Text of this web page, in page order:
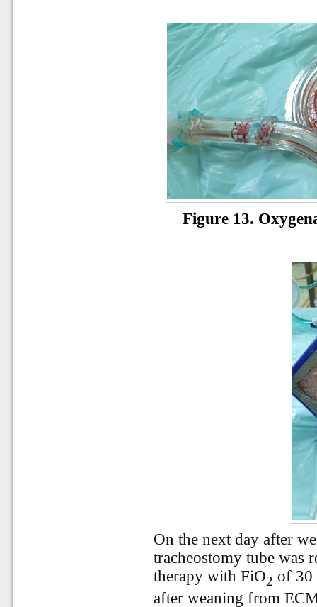
Figure 13.
On the next day after
tracheostomy tube was
therapy with FiO2 of 30
after weaning from